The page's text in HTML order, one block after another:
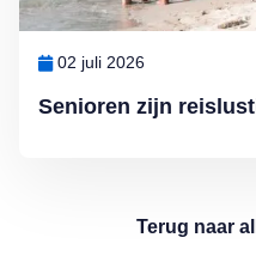
Senioren zijn
02 juli 2026
Terug naar